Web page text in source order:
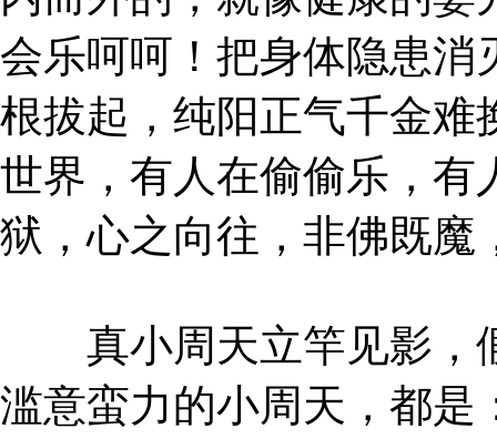
会乐呵呵！把身体隐患消
根拔起，纯阳正气千金难
世界，有人在偷偷乐，有
狱，心之向往，非佛既魔
真小周天立竿见影，
滥意蛮力的小周天，都是